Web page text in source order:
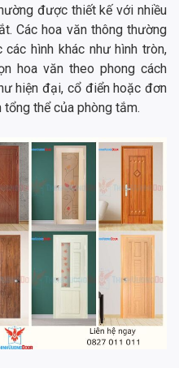
được thiết kế với nhiều
Các hoa văn thông thường
hình khác như hình tròn,
hoa văn theo phong cách
hiện đại, cổ điển hoặc đơn
thể của phòng tắm.